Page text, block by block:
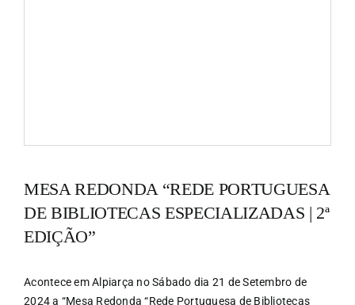
MESA REDONDA “REDE PORTUGUESA
DE BIBLIOTECAS ESPECIALIZADAS | 2ª
EDIÇÃO”
Acontece em Alpiarça no Sábado dia 21 de Setembro de
2024 a “Mesa Redonda “Rede Portuguesa de Bibliotecas